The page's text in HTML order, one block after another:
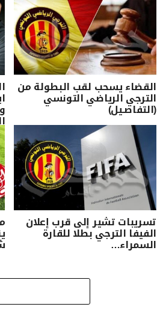
القضاء يسحب لقب البطولة من
الترجي الرياضي التونسي
(التفاصـيل)
تسريبات تشير إلى قرب إعلان
الفيفا الترجي بطلا للقارة
السمراء…